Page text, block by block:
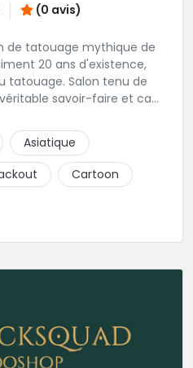
(0 avis)
de tatouage mythique de
20 ans d'existence,
tatouage. Salon tenu de
savoir-faire et ca
shop. N'hésitez-plus,
institution du tatouage
Asiatique
Cartoon